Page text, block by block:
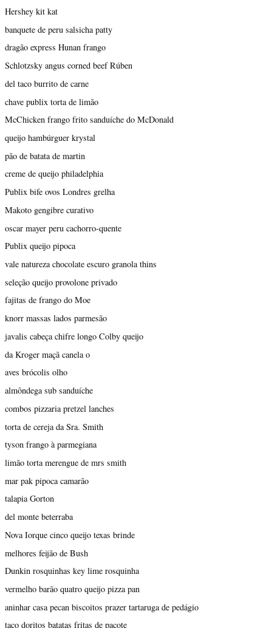
Hershey kit kat
banquete de peru salsicha patty
dragão express Hunan frango
Schlotzsky angus corned beef Rúben
del taco burrito de carne
chave publix torta de limão
McChicken frango frito sanduíche do McDonald
queijo hambúrguer krystal
pão de batata de martin
creme de queijo philadelphia
Publix bife ovos Londres grelha
Makoto gengibre curativo
oscar mayer peru cachorro-quente
Publix queijo pipoca
vale natureza chocolate escuro granola thins
seleção queijo provolone privado
fajitas de frango do Moe
knorr massas lados parmesão
javalis cabeça chifre longo Colby queijo
da Kroger maçã canela o
aves brócolis olho
almôndega sub sanduíche
combos pizzaria pretzel lanches
torta de cereja da Sra. Smith
tyson frango à parmegiana
limão torta merengue de mrs smith
mar pak pipoca camarão
talapia Gorton
del monte beterraba
Nova Iorque cinco queijo texas brinde
melhores feijão de Bush
Dunkin rosquinhas key lime rosquinha
vermelho barão quatro queijo pizza pan
aninhar casa pecan biscoitos prazer tartaruga de pedágio
taco doritos batatas fritas de pacote